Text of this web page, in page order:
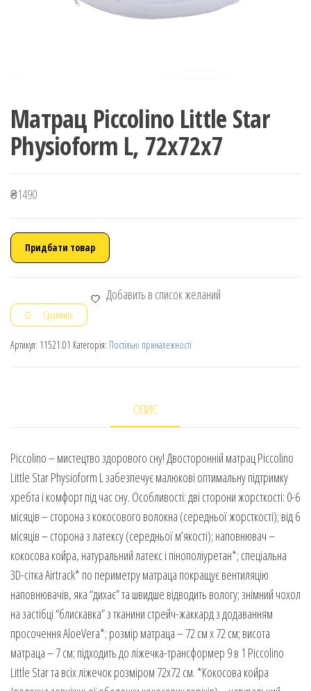
Матрац Piccolino Little Star
Physioform L, 72х72х7
₴1490
Придбати товар
Добавить в список желаний
Сравнить
Артикул: 11521.01 Категорія: Постільні приналежності
ОПИС
Piccolino – мистецтво здорового сну! Двосторонній матрац Piccolino
Little Star Physioform L забезпечує малюкові оптимальну підтримку
хребта і комфорт під час сну. Особливості: дві сторони жорсткості: 0-6
місяців – сторона з кокосового волокна (середньої жорсткості); від 6
місяців – сторона з латексу (середньої м’якості); наповнювач –
кокосова койра, натуральний латекс і пінополіуретан*; спеціальна
3D-сітка Airtrack* по периметру матраца покращує вентиляцію
наповнювачів, яка “дихає” та швидше відводить вологу; знімний чохол
на застібці “блискавка” з тканини стрейч-жаккард з додаванням
просочення AloeVera*; розмір матраца – 72 см х 72 см; висота
матраца – 7 см; підходить до ліжечка-трансформер 9 в 1 Piccolino
Little Star та всіх ліжечок розміром 72х72 см. *Кокосова койра